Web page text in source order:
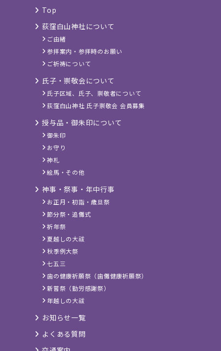
Top
荻窪白山神社について
ご由緒
参拝案内・参拝時のお願い
ご祈祷について
氏子・崇敬会について
氏子区域、氏子、崇敬者について
荻窪白山神社 氏子崇敬会 会員募集
授与品・御朱印について
御朱印
お守り
神札
絵馬・その他
神事・祭事・年中行事
お正月・初詣・歳旦祭
節分祭・追儺式
祈年祭
夏越しの大祓
秋季例大祭
七五三
歯の健康祈願祭（歯儺健康祈願祭）
新嘗祭（勤労感謝祭）
年越しの大祓
お知らせ一覧
よくある質問